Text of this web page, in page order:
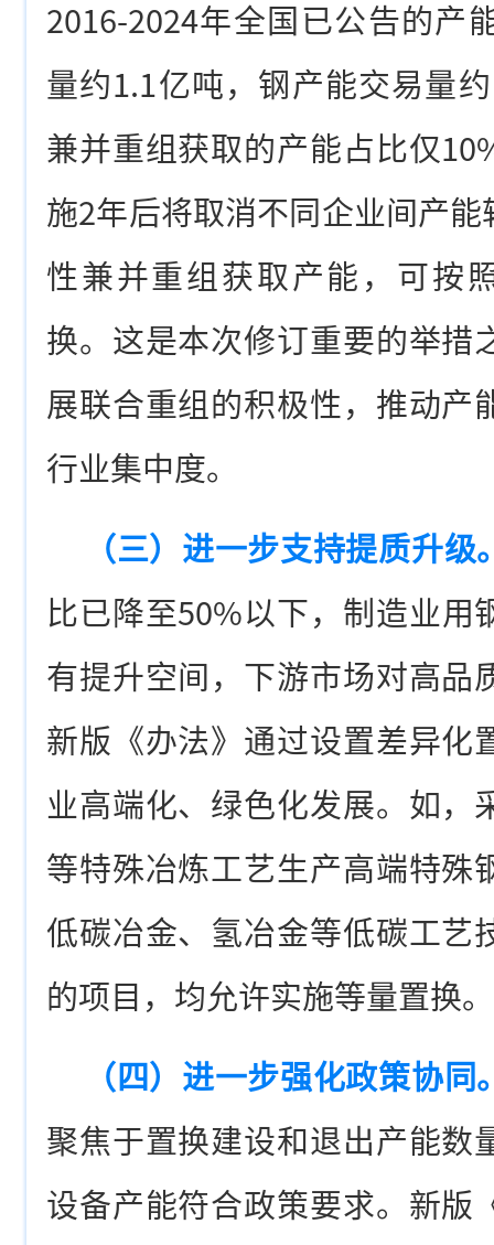
2016-2024年全国已公告的产
量约1.1亿吨，钢产能交易量
兼并重组获取的产能占比仅
施2年后将取消不同企业间产
性兼并重组获取产能，可按
换。这是本次修订重要的举措
展联合重组的积极性，推动产
行业集中度。
（三）进一步支持提质升级
比已降至50%以下，制造业用
有提升空间，下游市场对高品
新版《办法》通过设置差异化
业高端化、绿色化发展。如，
等特殊冶炼工艺生产高端特殊
低碳冶金、氢冶金等低碳工艺
的项目，均允许实施等量置换。
（四）进一步强化政策协同
聚焦于置换建设和退出产能数
设备产能符合政策要求。新版